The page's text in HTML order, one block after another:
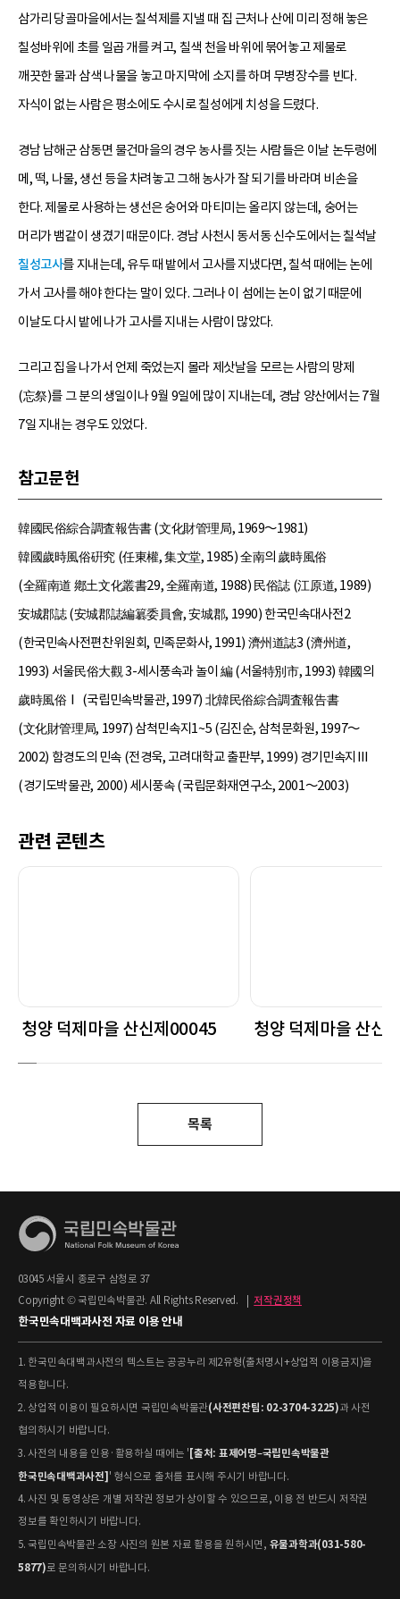
삼가리 당골마을에서는 칠석제를 지낼 때 집 근처나 산에 미리 정해 놓은
칠성바위에 초를 일곱 개를 켜고, 칠색 천을 바위에 묶어놓고 제물로
깨끗한 물과 삼색 나물을 놓고 마지막에 소지를 하며 무병장수를 빈다.
자식이 없는 사람은 평소에도 수시로 칠성에게 치성을 드렸다.
경남 남해군 삼동면 물건마을의 경우 농사를 짓는 사람들은 이날 논두렁에
메, 떡, 나물, 생선 등을 차려놓고 그해 농사가 잘 되기를 바라며 비손을
한다. 제물로 사용하는 생선은 숭어와 마티미는 올리지 않는데, 숭어는
머리가 뱀같이 생겼기 때문이다. 경남 사천시 동서동 신수도에서는 칠석날
칠성고사를 지내는데, 유두 때 밭에서 고사를 지냈다면, 칠석 때에는 논에
가서 고사를 해야 한다는 말이 있다. 그러나 이 섬에는 논이 없기 때문에
이날도 다시 밭에 나가 고사를 지내는 사람이 많았다.
그리고 집을 나가서 언제 죽었는지 몰라 제삿날을 모르는 사람의 망제
(忘祭)를 그 분의 생일이나 9월 9일에 많이 지내는데, 경남 양산에서는 7월
7일 지내는 경우도 있었다.
참고문헌
韓國民俗綜合調査報告書 (文化財管理局, 1969～1981)
韓國歲時風俗硏究 (任東權, 集文堂, 1985) 全南의 歲時風俗
(全羅南道 鄕土文化叢書29, 全羅南道, 1988) 民俗誌 (江原道, 1989)
安城郡誌 (安城郡誌編簒委員會, 安城郡, 1990) 한국민속대사전2
(한국민속사전편찬위원회, 민족문화사, 1991) 濟州道誌3 (濟州道,
1993) 서울民俗大觀 3-세시풍속과 놀이 編 (서울特別市, 1993) 韓國의
歲時風俗Ⅰ (국립민속박물관, 1997) 北韓民俗綜合調査報告書
(文化財管理局, 1997) 삼척민속지1~5 (김진순, 삼척문화원, 1997～
2002) 함경도의 민속 (전경욱, 고려대학교 출판부, 1999) 경기민속지Ⅲ
(경기도박물관, 2000) 세시풍속 (국립문화재연구소, 2001～2003)
관련 콘텐츠
청양 덕제마을 산신제00045 청양 덕제마을 산신
목록
03045 서울시 종로구 삼청로 37
Copyright © 국립민속박물관. All Rights Reserved.
저작권정책
한국민속대백과사전 자료 이용 안내
1. 한국민속대백과사전의 텍스트는 공공누리 제2유형(출처명시+상업적 이용금지)을
적용합니다.
2. 상업적 이용이 필요하시면 국립민속박물관(사전편찬팀: 02-3704-3225)과 사전
협의하시기 바랍니다.
3. 사전의 내용을 인용·활용하실 때에는 ' [출처: 표제어명–국립민속박물관
한국민속대백과사전] ' 형식으로 출처를 표시해 주시기 바랍니다.
4. 사진 및 동영상은 개별 저작권 정보가 상이할 수 있으므로, 이용 전 반드시 저작권
정보를 확인하시기 바랍니다.
5. 국립민속박물관 소장 사진의 원본 자료 활용을 원하시면, 유물과학과(031-580-
5877)로 문의하시기 바랍니다.